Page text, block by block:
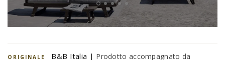
ORIGINALE B&B Italia | Prodotto accompagnato da